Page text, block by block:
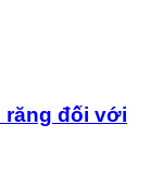
răng đối với